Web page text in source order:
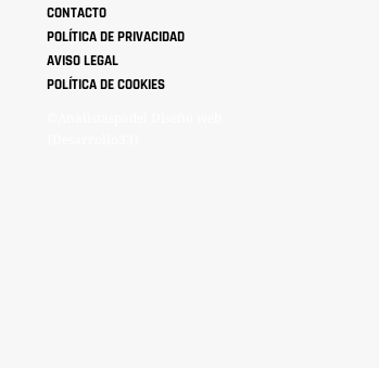
CONTACTO
POLÍTICA DE PRIVACIDAD
AVISO LEGAL
POLÍTICA DE COOKIES